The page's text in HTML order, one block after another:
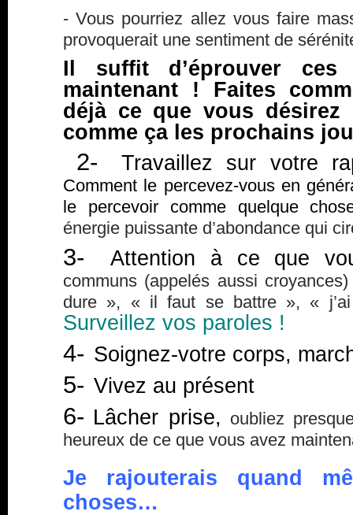
- Vous pourriez allez vous faire
provoquerait une sentiment de
Il suffit d’éprouver ces
maintenant ! Faites
déjà ce que vous
comme ça les prochains
2- Travaillez sur votre
Comment le percevez-vous en
le percevoir comme quelque
énergie puissante d’abondance qui
3- Attention à ce que
communs (appelés aussi
dure », « il faut se battre », «
Surveillez vos paroles !
4- Soignez-votre corps,
5- Vivez au présent
6- Lâcher prise, oubliez
heureux de ce que vous avez
Je rajouterais quand
choses…